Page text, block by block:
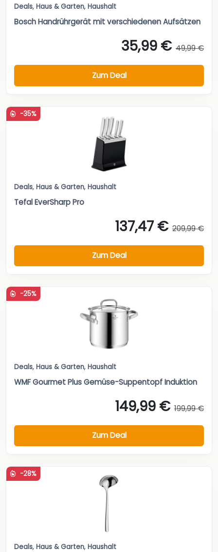
Deals, Haus & Garten, Haushalt
Bosch Handrührgerät mit verschiedenen Aufsätzen
35,99 € 49,99 €
Zum Deal
-35%
Deals, Haus & Garten, Haushalt
Tefal EverSharp Pro
137,47 € 209,99 €
Zum Deal
-25%
Deals, Haus & Garten, Haushalt
WMF Gourmet Plus Gemüse-Suppentopf Induktion
149,99 € 199,99 €
Zum Deal
-28%
Deals, Haus & Garten, Haushalt